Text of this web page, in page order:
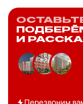
И